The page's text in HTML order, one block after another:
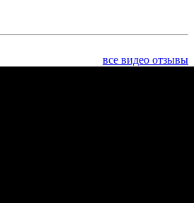
все видео отзывы